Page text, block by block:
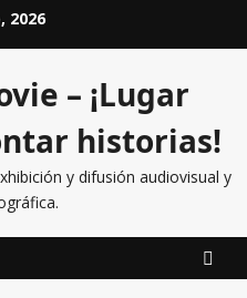
2026
– ¡Lugar
historias!
y difusión audiovisual y